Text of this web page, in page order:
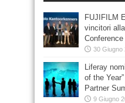
FUJIFILM
vincitori
30 Giugno
Liferay
of the
Partner
9 Giugno